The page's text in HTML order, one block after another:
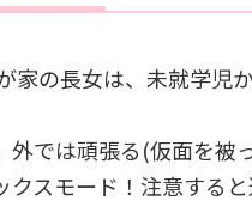
家の長女は、未就学児
外では頑張る(仮面を被
クスモード！注意する